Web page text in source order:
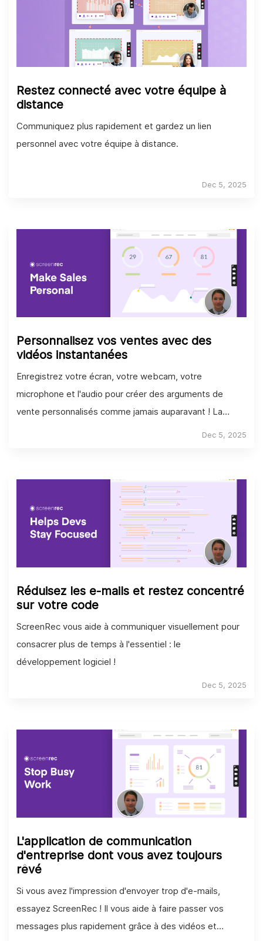
Restez connecté avec votre équipe à
distance
Communiquez plus rapidement et gardez un lien
personnel avec votre équipe à distance.
Dec 5, 2025
Personnalisez vos ventes avec des
vidéos instantanées
Enregistrez votre écran, votre webcam, votre
microphone et l'audio pour créer des arguments de
vente personnalisés comme jamais auparavant ! La
Dec 5, 2025
Réduisez les e-mails et restez concentré
sur votre code
ScreenRec vous aide à communiquer visuellement pour
consacrer plus de temps à l'essentiel : le
développement logiciel !
Dec 5, 2025
L'application de communication
d'entreprise dont vous avez toujours
rêvé
Si vous avez l'impression d'envoyer trop d'e-mails,
essayez ScreenRec ! Il vous aide à faire passer vos
messages plus rapidement grâce à des vidéos et